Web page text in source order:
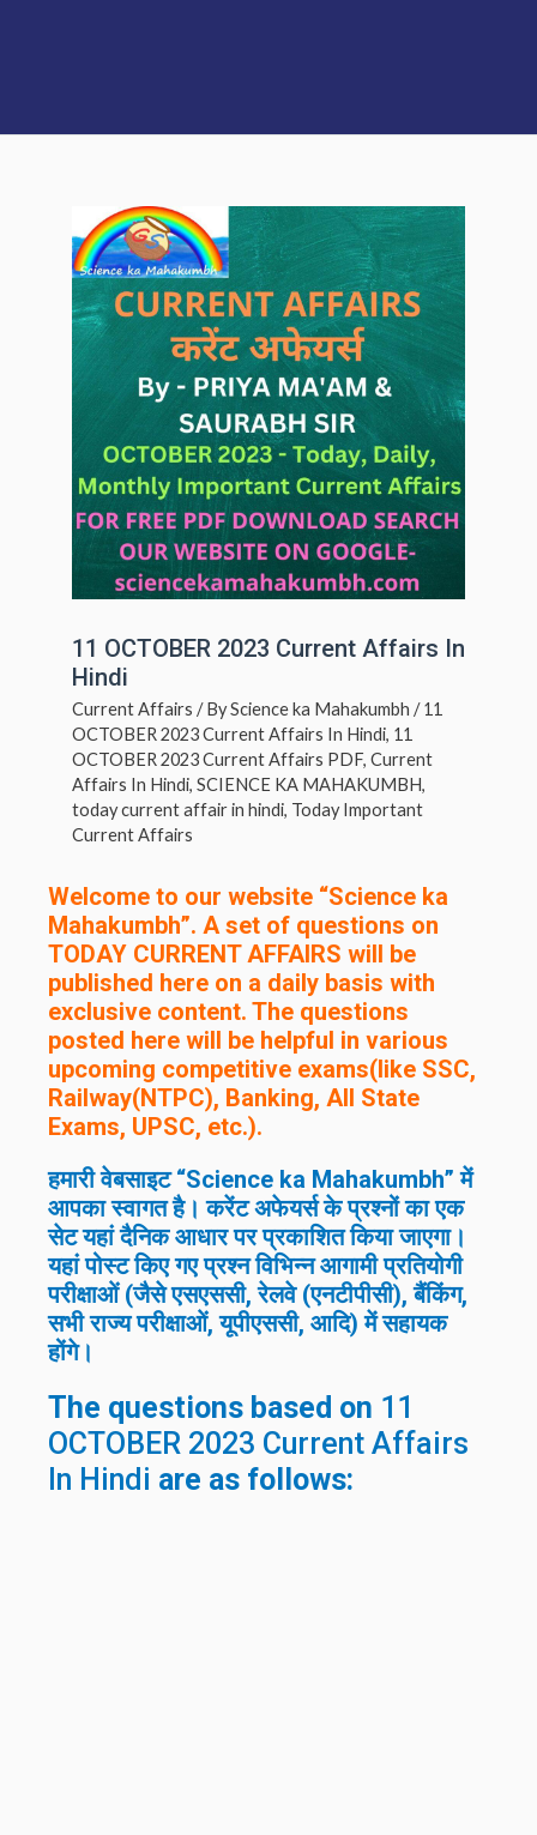
11 OCTOBER 2023 Current Affairs In
Hindi
Current Affairs / ByScience ka Mahakumbh /11
OCTOBER 2023 Current Affairs In Hindi, 11
OCTOBER 2023 Current Affairs PDF, Current
Affairs In Hindi, SCIENCE KA MAHAKUMBH,
today current affair in hindi, Today Important
Current Affairs
Welcome to our website “Science ka
Mahakumbh”. A set of questions on
TODAY CURRENT AFFAIRS will be
published here on a daily basis with
exclusive content. The questions
posted here will be helpful in various
upcoming competitive exams(like SSC,
Railway(NTPC), Banking, All State
Exams, UPSC, etc.).
हमारी वेबसाइट “Science ka Mahakumbh” में
आपका स्वागत है। करेंट अफेयर्स के प्रश्नों का एक
सेट यहां दैनिक आधार पर प्रकाशित किया जाएगा।
यहां पोस्ट किए गए प्रश्न विभिन्न आगामी प्रतियोगी
परीक्षाओं (जैसे एसएससी, रेलवे (एनटीपीसी), बैंकिंग,
सभी राज्य परीक्षाओं, यूपीएससी, आदि) में सहायक
होंगे।
The questions based on 11
OCTOBER 2023 Current Affairs
In Hindi are as follows: